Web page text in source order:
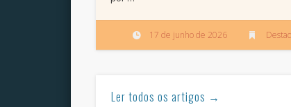
17 de junho de 2026
Ler todos os artigos →